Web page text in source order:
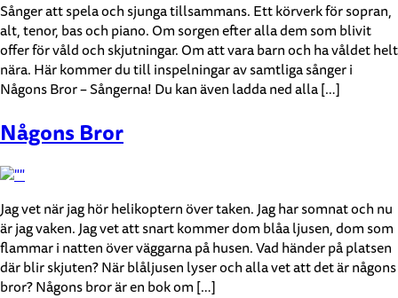
Sånger att spela och sjunga tillsammans. Ett körverk för sopran,
alt, tenor, bas och piano. Om sorgen efter alla dem som blivit
offer för våld och skjutningar. Om att vara barn och ha våldet helt
nära. Här kommer du till inspelningar av samtliga sånger i
Någons Bror – Sångerna! Du kan även ladda ned alla […]
Någons Bror
Jag vet när jag hör helikoptern över taken. Jag har somnat och nu
är jag vaken. Jag vet att snart kommer dom blåa ljusen, dom som
flammar i natten över väggarna på husen. Vad händer på platsen
där blir skjuten? När blåljusen lyser och alla vet att det är någons
bror? Någons bror är en bok om […]